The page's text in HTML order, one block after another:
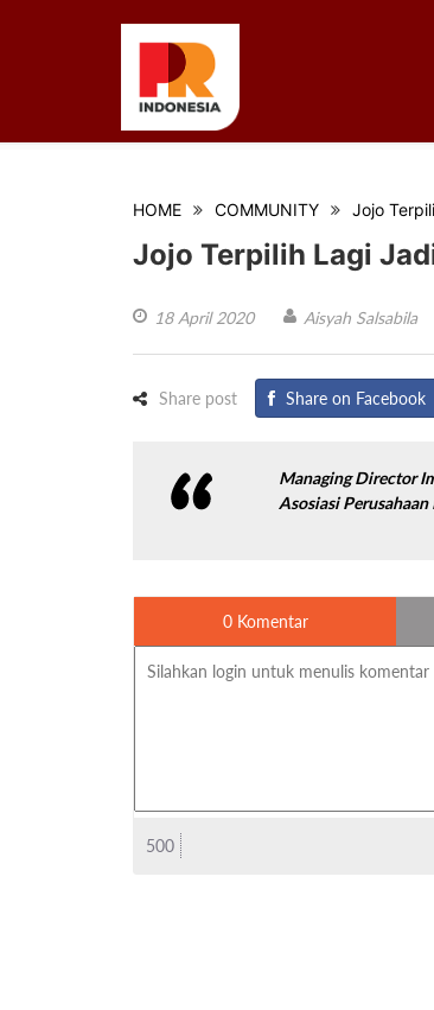
HOME COMMUNITY Jojo
Jojo Terpilih Lagi
18 April 2020 Aisyah Salsabila
Share post Share on Facebook
Managing Director
Asosiasi Perusahaan
0 Komentar
500